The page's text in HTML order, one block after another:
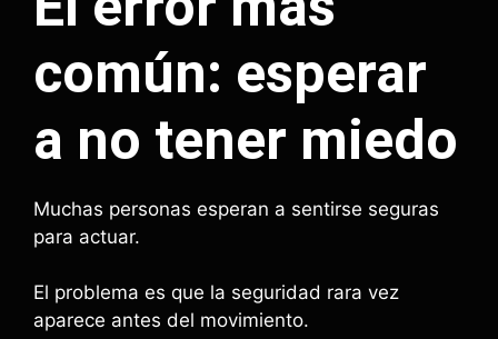
común: esperar
a no tener miedo
Muchas personas esperan a sentirse seguras
para actuar.
El problema es que la seguridad rara vez
aparece antes del movimiento.